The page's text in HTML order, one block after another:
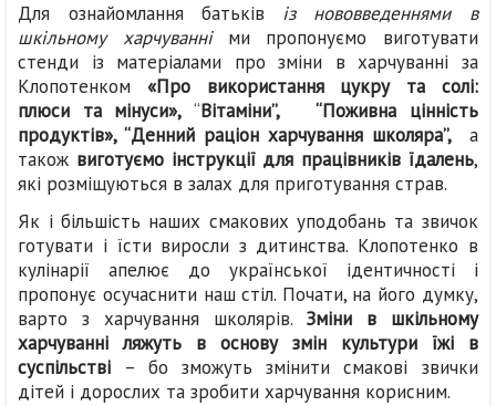
Для ознайомлання батьків із нововведеннями в
шкільному харчуванніми пропонуємо виготувати
стенди із матеріалами про зміни в харчуванні за
Клопотенком«Про використання цукру та солі:
плюси та мінуси», “Вітаміни”, “Поживна цінність
продуктів», “Денний раціон харчування школяра”,а
також виготуємо інструкції для працівників їдалень,
які розміщуються в залах для приготування страв.
Як і більшість наших смакових уподобань та звичок
готувати і їсти виросли з дитинства. Клопотенко в
кулінарії апелює до української ідентичності і
пропонує осучаснити наш стіл. Почати, на його думку,
варто з харчування школярів. Зміни в шкільному
харчуванні ляжуть в основу змін культури їжі в
суспільстві – бо зможуть змінити смакові звички
дітей і дорослих та зробити харчування корисним.